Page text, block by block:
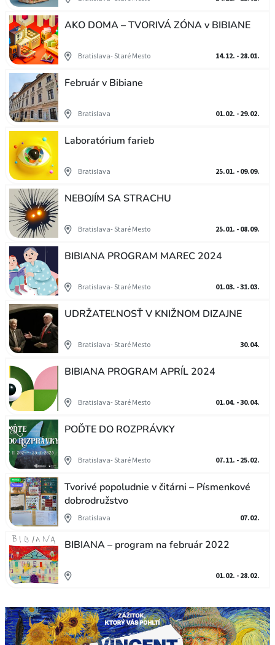
AKO DOMA – TVORIVÁ ZÓNA v BIBIANE
Bratislava- Staré Mesto 14.12. - 28.01.
Február v Bibiane
Bratislava 01.02. - 29.02.
Laboratórium farieb
Bratislava 25.01. - 09.09.
NEBOJÍM SA STRACHU
Bratislava- Staré Mesto 25.01. - 08.09.
BIBIANA PROGRAM MAREC 2024
Bratislava- Staré Mesto 01.03. - 31.03.
UDRŽATEĽNOSŤ V KNIŽNOM DIZAJNE
Bratislava- Staré Mesto 30.04.
BIBIANA PROGRAM APRÍL 2024
Bratislava- Staré Mesto 01.04. - 30.04.
POĎTE DO ROZPRÁVKY
Bratislava- Staré Mesto 07.11. - 25.02.
Tvorivé popoludnie v čitárni – Písmenkové
dobrodružstvo
Bratislava 07.02.
BIBIANA – program na február 2022
01.02. - 28.02.